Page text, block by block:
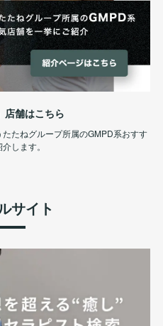
店舗はこちら
たねグループ所属のGMPD系おすす
します。
サイト